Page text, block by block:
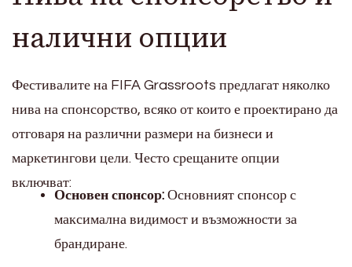
налични опции
Фестивалите на FIFA Grassroots предлагат няколко
нива на спонсорство, всяко от които е проектирано да
отговаря на различни размери на бизнеси и
маркетингови цели. Често срещаните опции
включват:
Основен спонсор: Основният спонсор с
максимална видимост и възможности за
брандиране.